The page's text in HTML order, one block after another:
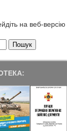
на веб-версію